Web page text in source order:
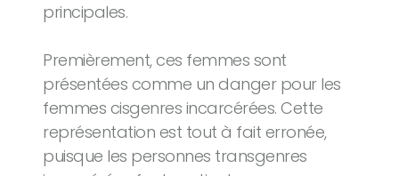
principales.
Premièrement, ces femmes sont
présentées comme un danger pour les
femmes cisgenres incarcérées. Cette
représentation est tout à fait erronée,
puisque les personnes transgenres